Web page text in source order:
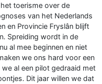
toerisme over de
van het Nederlands
en Provincie Fryslân blijft
Spreiding wordt in de
al mee beginnen en niet
we ons hard voor een
al een pilot gedraaid met
Dit jaar willen we dat